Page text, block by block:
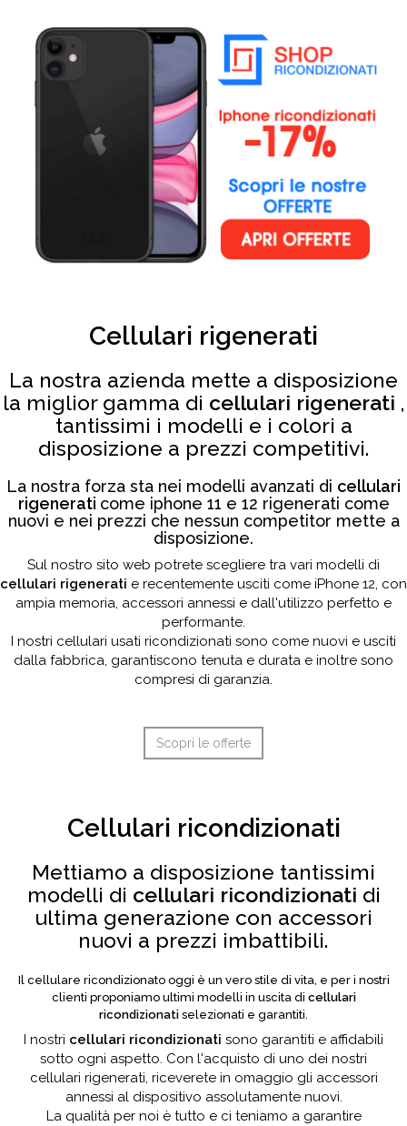
Cellulari rigenerati
La nostra azienda mette a disposizione
la miglior gamma di cellulari rigenerati ,
tantissimi i modelli e i colori a
disposizione a prezzi competitivi.
La nostra forza sta nei modelli avanzati di cellulari
rigenerati come iphone 11 e 12 rigenerati come
nuovi e nei prezzi che nessun competitor mette a
disposizione.
Sul nostro sito web potrete scegliere tra vari modelli di
cellulari rigenerati e recentemente usciti come iPhone 12, con
ampia memoria, accessori annessi e dall'utilizzo perfetto e
performante.
I nostri cellulari usati ricondizionati sono come nuovi e usciti
dalla fabbrica, garantiscono tenuta e durata e inoltre sono
compresi di garanzia.
Scopri le offerte
Cellulari ricondizionati
Mettiamo a disposizione tantissimi
modelli di cellulari ricondizionati di
ultima generazione con accessori
nuovi a prezzi imbattibili.
Il cellulare ricondizionato oggi è un vero stile di vita, e per i nostri
clienti proponiamo ultimi modelli in uscita di cellulari
ricondizionati selezionati e garantiti.
I nostri cellulari ricondizionati sono garantiti e affidabili
sotto ogni aspetto. Con l'acquisto di uno dei nostri
cellulari rigenerati, riceverete in omaggio gli accessori
annessi al dispositivo assolutamente nuovi.
La qualità per noi è tutto e ci teniamo a garantire